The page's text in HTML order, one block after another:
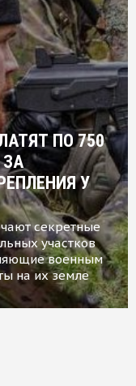
ПО 750
У
секретные
участков
военным
на их земле